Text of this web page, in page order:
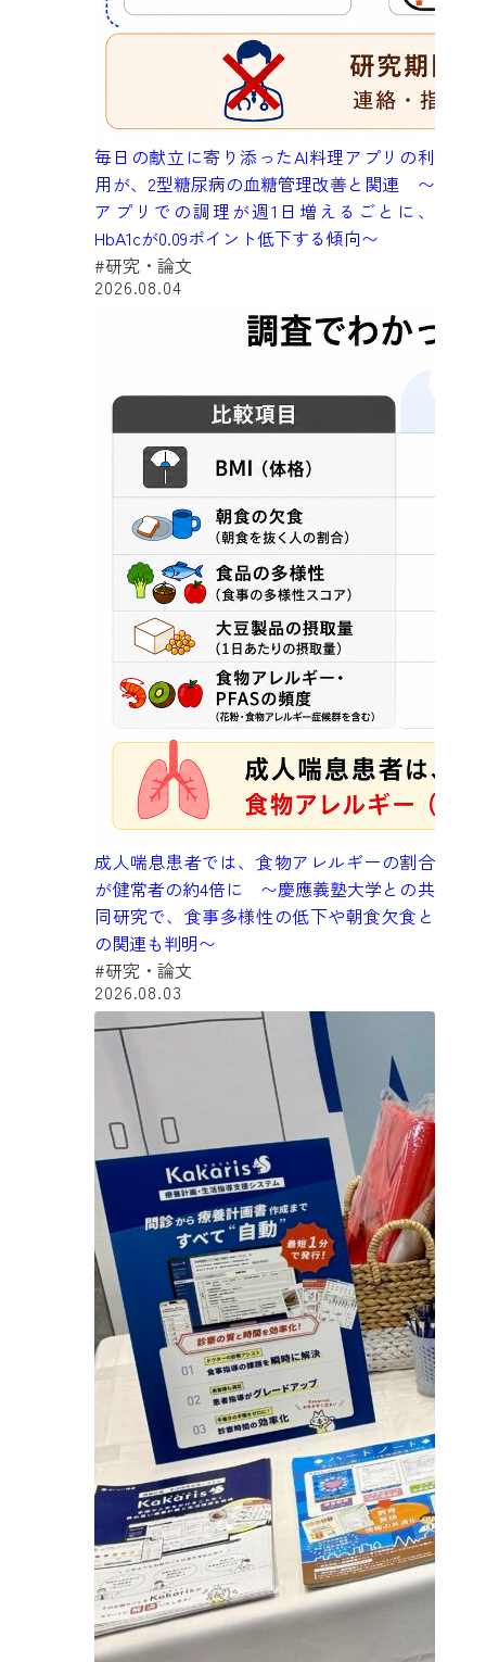
毎日の献立に寄り添ったAI料理アプリの利
用が、2型糖尿病の血糖管理改善と関連 〜
アプリでの調理が週1日増えるごとに、
HbA1cが0.09ポイント低下する傾向〜
#研究・論文
2026.08.04
成人喘息患者では、食物アレルギーの割合
が健常者の約4倍に 〜慶應義塾大学との共
同研究で、食事多様性の低下や朝食欠食と
の関連も判明〜
#研究・論文
2026.08.03